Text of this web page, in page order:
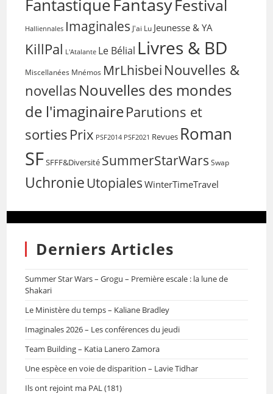
FantastiqueFantasyFestival
Halliennales Imaginales J'ai Lu Jeunesse & YA
KillPal L'Atalante Le Bélial Livres & BD
Miscellanées Mnémos MrLhisbei Nouvelles &
novellas Nouvelles des mondes
de l'imaginaireParutions et
sorties Prix PSF2014 PSF2021 Revues Roman
SFSFFF&Diversité SummerStarWars Swap
Uchronie Utopiales WinterTimeTravel
Derniers Articles
Summer Star Wars – Grogu – Première escale : la lune de
Shakari
Le Ministère du temps – Kaliane Bradley
Imaginales 2026 – Les conférences du jeudi
Team Building – Katia Lanero Zamora
Une espèce en voie de disparition – Lavie Tidhar
Ils ont rejoint ma PAL (181)